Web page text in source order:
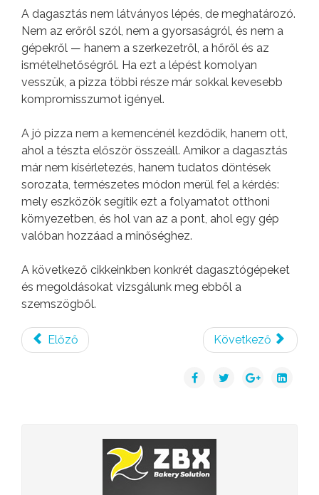
A dagasztás nem látványos lépés, de meghatározó.
Nem az erőről szól, nem a gyorsaságról, és nem a
gépekről — hanem a szerkezetről, a hőről és az
ismételhetőségről. Ha ezt a lépést komolyan
vesszük, a pizza többi része már sokkal kevesebb
kompromisszumot igényel.
A jó pizza nem a kemencénél kezdődik, hanem ott,
ahol a tészta először összeáll. Amikor a dagasztás
már nem kísérletezés, hanem tudatos döntések
sorozata, természetes módon merül fel a kérdés:
mely eszközök segítik ezt a folyamatot otthoni
környezetben, és hol van az a pont, ahol egy gép
valóban hozzáad a minőséghez.
A következő cikkeinkben konkrét dagasztógépeket
és megoldásokat vizsgálunk meg ebből a
szemszögből.
Előző Következő